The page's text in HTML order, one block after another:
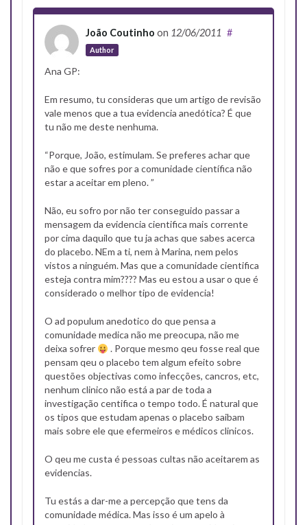
João Coutinho on 12/06/2011
Author
#
Ana GP:
Em resumo, tu consideras que um artigo de revisão
vale menos que a tua evidencia anedótica? É que
tu não me deste nenhuma.
“Porque, João, estimulam. Se preferes achar que
não e que sofres por a comunidade científica não
estar a aceitar em pleno. ”
Não, eu sofro por não ter conseguido passar a
mensagem da evidencia cientifica mais corrente
por cima daquilo que tu ja achas que sabes acerca
do placebo. NEm a ti, nem à Marina, nem pelos
vistos a ninguém. Mas que a comunidade cientifica
esteja contra mim???? Mas eu estou a usar o que é
considerado o melhor tipo de evidencia!
O ad populum anedotico do que pensa a
comunidade medica não me preocupa, não me
deixa sofrer
. Porque mesmo qeu fosse real que
pensam qeu o placebo tem algum efeito sobre
questões objectivas como infecções, cancros, etc,
nenhum clinico não está a par de toda a
investigação centifica o tempo todo. É natural que
os tipos que estudam apenas o placebo saibam
mais sobre ele que efermeiros e médicos clinicos.
O qeu me custa é pessoas cultas não aceitarem as
evidencias.
Tu estás a dar-me a percepção que tens da
comunidade médica. Mas isso é um apelo à